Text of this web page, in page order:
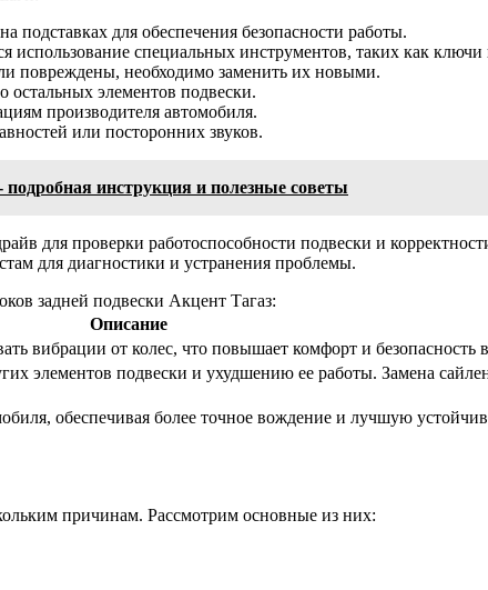
подставках для обеспечения безопасности работы.
специальных инструментов, таких как ключи
повреждены, необходимо заменить их новыми.
остальных элементов подвески.
производителя автомобиля.
или посторонних звуков.
инструкция и полезные советы
для проверки работоспособности подвески и
для диагностики и устранения проблемы.
задней подвески Акцент Тагаз:
Описание
вибрации от колес, что повышает комфорт и безопасность
элементов подвески и ухудшению ее работы. Замена
обеспечивая более точное вождение и лучшую
причинам. Рассмотрим основные из них: